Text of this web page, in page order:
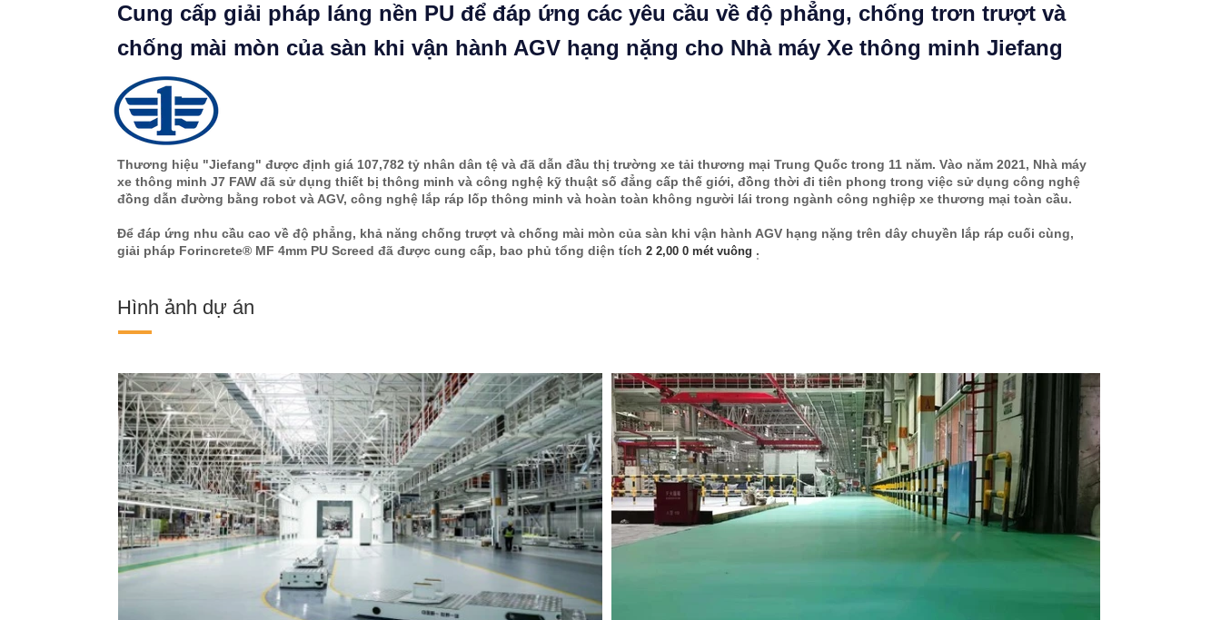
Cung cấp giải pháp láng nền PU để đáp ứng các yêu cầu về độ phẳng, chống trơn trượt và
chống mài mòn của sàn khi vận hành AGV hạng nặng cho Nhà máy Xe thông minh Jiefang
Thương hiệu "Jiefang" được định giá 107,782 tỷ nhân dân tệ và đã dẫn đầu thị trường xe tải thương mại Trung Quốc trong 11 năm. Vào năm 2021, Nhà máy
xe thông minh J7 FAW đã sử dụng thiết bị thông minh và công nghệ kỹ thuật số đẳng cấp thế giới, đồng thời đi tiên phong trong việc sử dụng công nghệ
đồng dẫn đường bằng robot và AGV, công nghệ lắp ráp lốp thông minh và hoàn toàn không người lái trong ngành công nghiệp xe thương mại toàn cầu.
Để đáp ứng nhu cầu cao về độ phẳng, khả năng chống trượt và chống mài mòn của sàn khi vận hành AGV hạng nặng trên dây chuyền lắp ráp cuối cùng,
giải pháp Forincrete® MF 4mm PU Screed đã được cung cấp, bao phủ tổng diện tích 2 2,00 0 mét vuông .
Hình ảnh dự án